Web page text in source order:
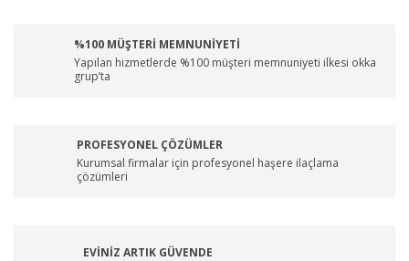
%100 MÜŞTERİ MEMNUNİYETİ
Yapılan hizmetlerde %100 müşteri memnuniyeti ilkesi okka
grup’ta
PROFESYONEL ÇÖZÜMLER
Kurumsal firmalar için profesyonel haşere ilaçlama
çözümleri
EVİNİZ ARTIK GÜVENDE